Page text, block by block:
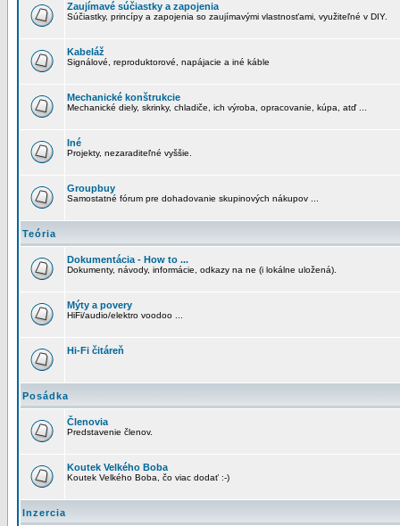
Zaujímavé súčiastky a zapojenia
Súčiastky, princípy a zapojenia so zaujímavými vlastnosťami, využiteľné v DIY.
Kabeláž
Signálové, reproduktorové, napájacie a iné káble
Mechanické konštrukcie
Mechanické diely, skrinky, chladiče, ich výroba, opracovanie, kúpa, atď ...
Iné
Projekty, nezaraditeľné vyššie.
Groupbuy
Samostatné fórum pre dohadovanie skupinových nákupov ...
Teória
Dokumentácia - How to ...
Dokumenty, návody, informácie, odkazy na ne (i lokálne uložená).
Mýty a povery
HiFi/audio/elektro voodoo ...
Hi-Fi čitáreň
Posádka
Členovia
Predstavenie členov.
Koutek Velkého Boba
Koutek Velkého Boba, čo viac dodať :-)
Inzercia